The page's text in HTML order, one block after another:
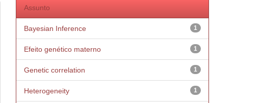
Assunto
1
Bayesian Inference
1
Efeito genético materno
1
Genetic correlation
1
Heterogeneity